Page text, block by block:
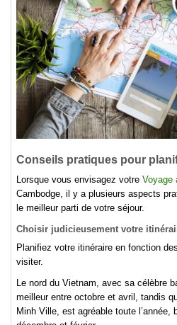
Conseils pratiques pour
Lorsque vous envisagez votre Voyage
Cambodge, il y a plusieurs aspects
le meilleur parti de votre séjour.
Choisir judicieusement votre
Planifiez votre itinéraire en fonction
visiter.
Le nord du Vietnam, avec sa célèbre
meilleur entre octobre et avril, tandis
Minh Ville, est agréable toute l’année,